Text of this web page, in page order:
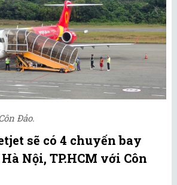
Đảo.
sẽ có 4 chuyến bay
Nội, TP.HCM với Côn